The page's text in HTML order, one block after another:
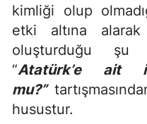
kimliği olup
etki altına
oluşturduğu şu
“Atatürk’e ait
mu?”
husustur.